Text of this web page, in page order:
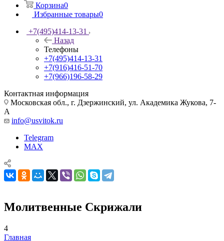
Корзина0
Избранные товары0
+7(495)414-13-31
Назад
Телефоны
+7(495)414-13-31
+7(916)416-51-70
+7(966)196-58-29
Контактная информация
Московская обл., г. Дзержинский, ул. Академика Жукова, 7-
А
info@usvitok.ru
Telegram
MAX
Молитвенные Скрижали
4
Главная